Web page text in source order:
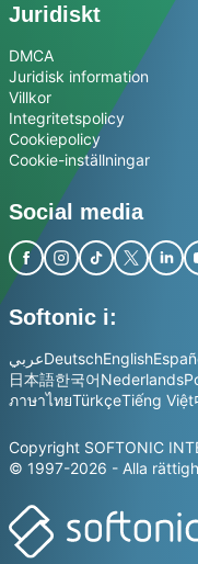
Juridiskt
DMCA
Juridisk information
Villkor
Integritetspolicy
Cookiepolicy
Cookie-inställningar
Social media
Softonic i:
عربيDeutschEnglish
日本語한국어Nederlands
ภาษาไทยTürkçeTiếng Việt
Copyright SOFTONIC
© 1997-2026 - Alla